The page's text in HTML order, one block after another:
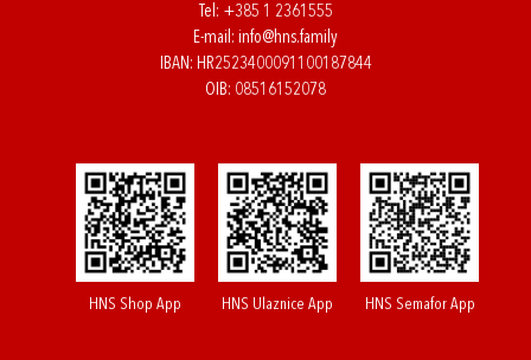
Tel: +385 1 2361555
E-mail: info@hns.family
IBAN: HR2523400091100187844
OIB: 08516152078
HNS Shop App HNS Ulaznice App HNS Semafor App